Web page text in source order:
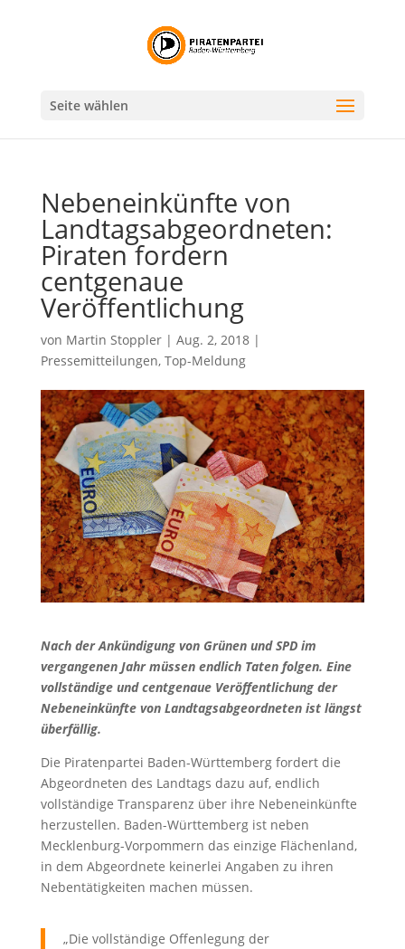
Seite wählen
Nebeneinkünfte von
Landtagsabgeordneten:
Piraten fordern
centgenaue
Veröffentlichung
von Martin Stoppler| Aug. 2, 2018|
Pressemitteilungen, Top-Meldung
Nach der Ankündigung von Grünen und SPD im
vergangenen Jahr müssen endlich Taten folgen. Eine
vollständige und centgenaue Veröffentlichung der
Nebeneinkünfte von Landtagsabgeordneten ist längst
überfällig.
Die Piratenpartei Baden-Württemberg fordert die
Abgeordneten des Landtags dazu auf, endlich
vollständige Transparenz über ihre Nebeneinkünfte
herzustellen. Baden-Württemberg ist neben
Mecklenburg-Vorpommern das einzige Flächenland,
in dem Abgeordnete keinerlei Angaben zu ihren
Nebentätigkeiten machen müssen.
„Die vollständige Offenlegung der